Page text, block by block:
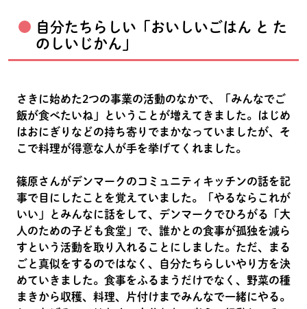
自分たちらしい「おいしいごはん と た
のしいじかん」
さきに始めた2つの事業の活動のなかで、「みんなでご
飯が食べたいね」ということが増えてきました。はじめ
はおにぎりなどの持ち寄りでまかなっていましたが、そ
こで料理が得意な人が手を挙げてくれました。
篠原さんがデンマークのコミュニティキッチンの話を記
事で目にしたことを覚えていました。「やるならこれが
いい」とみんなに話をして、デンマークでひろがる「大
人のための子ども食堂」で、誰かとの食事が孤独を減ら
すという活動を取り入れることにしました。ただ、まる
ごと真似をするのではなく、自分たちらしいやり方を決
めていきました。食事をふるまうだけでなく、野菜の種
まきから収穫、料理、片付けまでみんなで一緒にやる。